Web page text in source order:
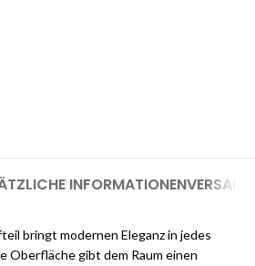
INFORMATIONEN
bringt modernen Eleganz in jedes
Oberfläche gibt dem Raum einen